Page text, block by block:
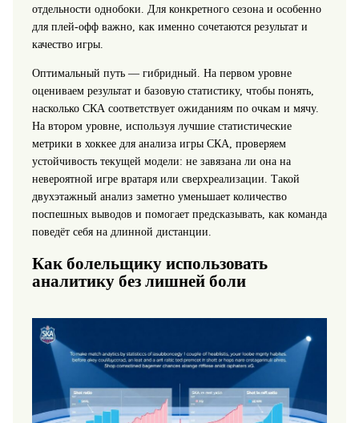
отдельности однобоки. Для конкретного сезона и особенно
для плей-офф важно, как именно сочетаются результат и
качество игры.
Оптимальный путь — гибридный. На первом уровне
оцениваем результат и базовую статистику, чтобы понять,
насколько СКА соответствует ожиданиям по очкам и мячу.
На втором уровне, используя лучшие статистические
метрики в хоккее для анализа игры СКА, проверяем
устойчивость текущей модели: не завязана ли она на
невероятной игре вратаря или сверхреализации. Такой
двухэтажный анализ заметно уменьшает количество
поспешных выводов и помогает предсказывать, как команда
поведёт себя на длинной дистанции.
Как болельщику использовать
аналитику без лишней боли